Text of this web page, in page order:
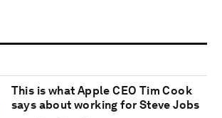
This is what Apple CEO Tim Cook
says about working for Steve Jobs